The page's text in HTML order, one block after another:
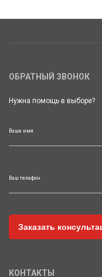
ОБРАТНЫЙ ЗВОНОК
Нужна помощь в выборе?
Ваше имя
Ваш телефон
КОНТАКТЫ